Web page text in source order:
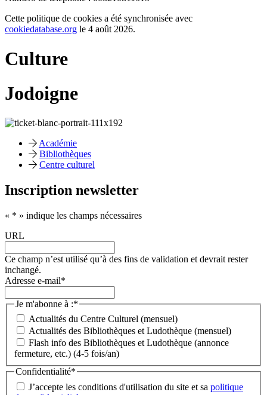
Cette politique de cookies a été synchronisée avec
cookiedatabase.org le 4 août 2026.
Culture
Jodoigne
Académie
Bibliothèques
Centre culturel
Inscription newsletter
« * » indique les champs nécessaires
URL
Ce champ n’est utilisé qu’à des fins de validation et devrait rester
inchangé.
Adresse e-mail*
Je m'abonne à :*
Actualités du Centre Culturel (mensuel)
Actualités des Bibliothèques et Ludothèque (mensuel)
Flash info des Bibliothèques et Ludothèque (annonce
fermeture, etc.) (4-5 fois/an)
Confidentialité*
J’accepte les conditions d'utilisation du site et sa politique